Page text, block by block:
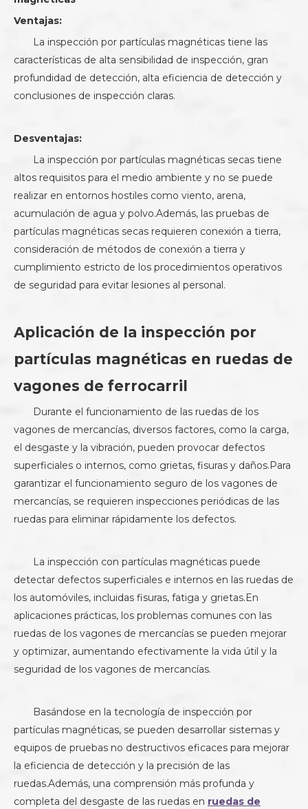
Ventajas:
La inspección por partículas magnéticas tiene las
características de alta sensibilidad de inspección, gran
profundidad de detección, alta eficiencia de detección y
conclusiones de inspección claras.
Desventajas:
La inspección por partículas magnéticas secas tiene
altos requisitos para el medio ambiente y no se puede
realizar en entornos hostiles como viento, arena,
acumulación de agua y polvo.Además, las pruebas de
partículas magnéticas secas requieren conexión a tierra,
consideración de métodos de conexión a tierra y
cumplimiento estricto de los procedimientos operativos
de seguridad para evitar lesiones al personal.
Aplicación de la inspección por
partículas magnéticas en ruedas de
vagones de ferrocarril
Durante el funcionamiento de las ruedas de los
vagones de mercancías, diversos factores, como la carga,
el desgaste y la vibración, pueden provocar defectos
superficiales o internos, como grietas, fisuras y daños.Para
garantizar el funcionamiento seguro de los vagones de
mercancías, se requieren inspecciones periódicas de las
ruedas para eliminar rápidamente los defectos.
La inspección con partículas magnéticas puede
detectar defectos superficiales e internos en las ruedas de
los automóviles, incluidas fisuras, fatiga y grietas.En
aplicaciones prácticas, los problemas comunes con las
ruedas de los vagones de mercancías se pueden mejorar
y optimizar, aumentando efectivamente la vida útil y la
seguridad de los vagones de mercancías.
Basándose en la tecnología de inspección por
partículas magnéticas, se pueden desarrollar sistemas y
equipos de pruebas no destructivos eficaces para mejorar
la eficiencia de detección y la precisión de las
ruedas.Además, una comprensión más profunda y
completa del desgaste de las ruedas en ruedas de